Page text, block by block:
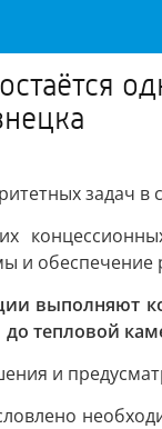
задач
обеспечение
выполняют
тепловой
и